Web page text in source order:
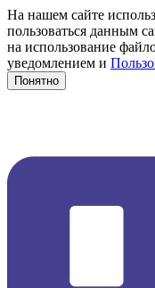
На нашем сайте
пользоваться данным
на использование
уведомлением и
Понятно